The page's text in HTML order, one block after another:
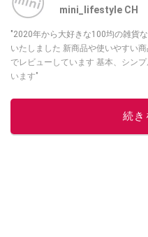
mini_lifestyle CH
"2020年から大好きな100均の雑貨
いたしました 新商品や使いやすい商品、意外と使いにくかった商品など本音
でレビューしています 基本、シンプルやモノトーンの雑貨を多くご紹介して
います"
こ
続き